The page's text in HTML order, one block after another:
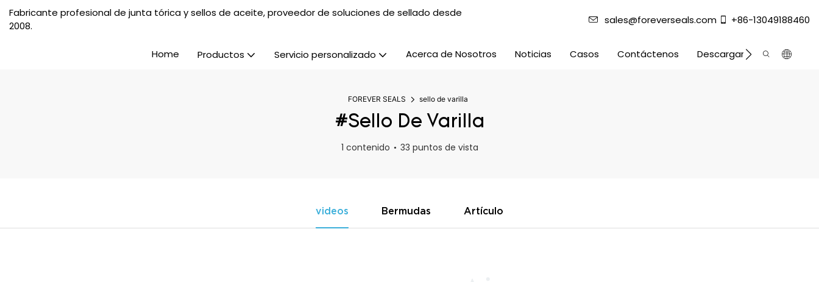
Fabricante profesional de junta tórica y sellos de aceite, proveedor de soluciones de sellado desde
2008.
sales@foreverseals.com +86-13049188460
Home Productos Servicio personalizado Acerca de Nosotros Noticias Casos Contáctenos Descargar
FOREVER SEALS sello de varilla
#sello De Varilla
1 contenido 33 puntos de vista
videos Bermudas Artículo